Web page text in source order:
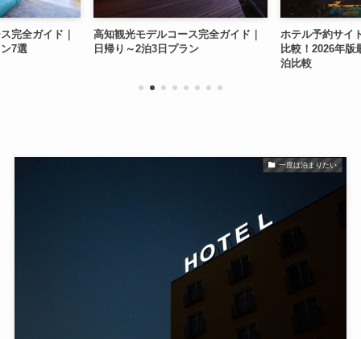
完全ガイド｜
7選
高知観光モデルコース完全ガイド｜
日帰り～2泊3日プラン
ホテル予約サイ
比較！2026年版
泊比較
一度は泊まりたい